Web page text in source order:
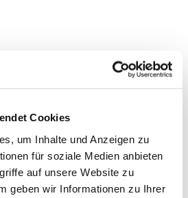
Cookies
um Inhalte und Anzeigen zu
für soziale Medien anbieten
auf unsere Website zu
geben wir Informationen zu Ihrer
Sie auch